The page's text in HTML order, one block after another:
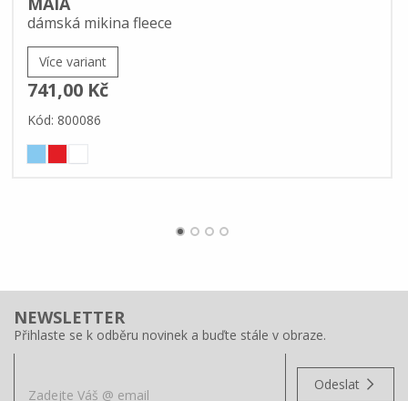
dámská mikina fleece
Více variant
741,00 Kč
Kód: 800086
NEWSLETTER
Přihlaste se k odběru novinek a buďte stále v obraze.
Odeslat